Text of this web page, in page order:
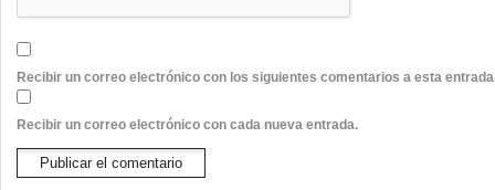
Recibir un correo electrónico con los siguientes comentarios a esta
Recibir un correo electrónico con cada nueva entrada.